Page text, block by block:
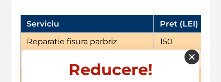
Serviciu
Pret (LEI)
Reparatie fisura parbriz
150
Diagnosticare parbriz
Reducere!